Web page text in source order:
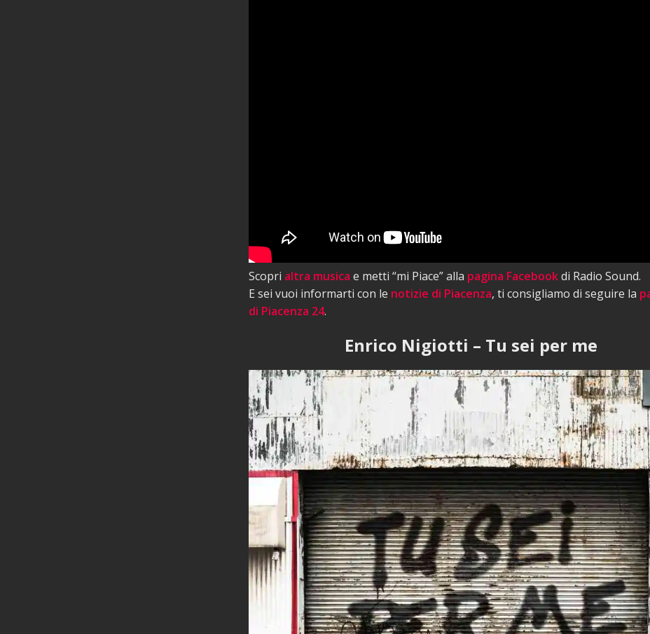
Scopri altra musica e metti “mi Piace” alla pagina Facebookdi Radio Sound.
E sei vuoi informarti con le notizie di Piacenza, ti consigliamo di seguire la
di Piacenza 24.
Enrico Nigiotti – Tu sei per me